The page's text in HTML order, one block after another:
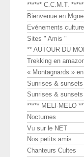
****** C.C.M.T.
Bienvenue en
Evénements
Sites " Amis "
** AUTOUR DU
Trekking en
« Montagnards »
Sunrises & sunsets
Sunrises & sunsets
***** MELI-MELO
Nocturnes
Vu sur le NET
Nos petits amis
Chanteurs Cultes